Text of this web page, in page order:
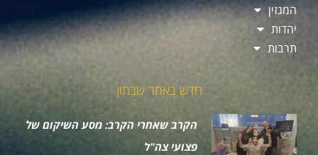
המגזין
יהדות
תרבות
חדש באתר שבתון
הקרב שאחרי הקרב: מסע השיקום של
פצועי צה"ל